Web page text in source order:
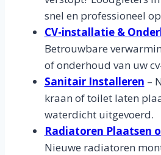
snel en professioneel
CV-installatie &
Betrouwbare
of onderhoud van uw
Sanitair Installeren –
kraan of toilet laten
waterdicht uitgevoerd.
Radiatoren Plaatsen
Nieuwe radiatoren